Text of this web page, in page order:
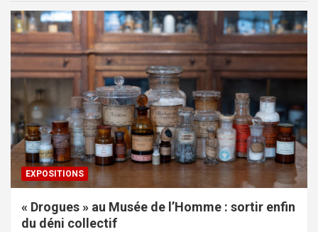
EXPOSITIONS
« Drogues » au Musée de l’Homme : sortir enfin
du déni collectif